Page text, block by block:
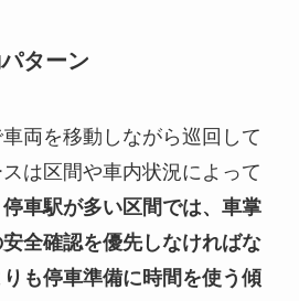
ターン
両を移動しながら巡回して
は区間や車内状況によって
停車駅が多い区間では、車掌
全確認を優先しなければな
も停車準備に時間を使う傾